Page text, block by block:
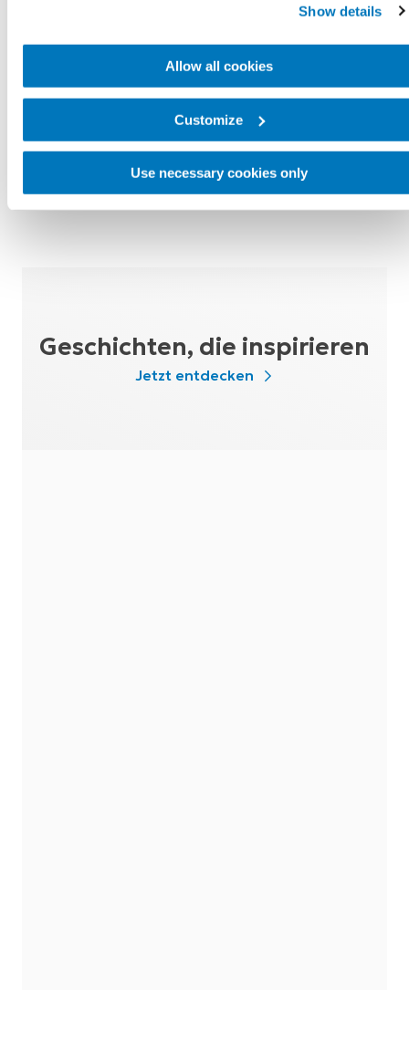
Show details
Allow all cookies
Customize
Use necessary cookies only
In der Inhaltsübersicht findest Du interessante
Informationen zum Thema Amputation und Dein
Team im Akutkrankenhaus sowie über die
weitere (medizinische)Versorgung.
Geschichten, die inspirieren
Jetzt entdecken